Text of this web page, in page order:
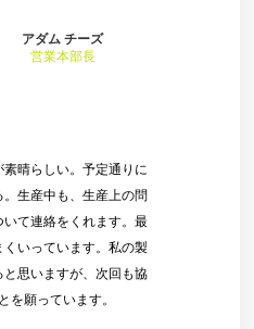
素晴らしい。予定通りに
生産中も、生産上の問
て連絡をくれます。最
いっています。私の製
思いますが、次回も協
を願っています。
アダム チーズ
営業本部長